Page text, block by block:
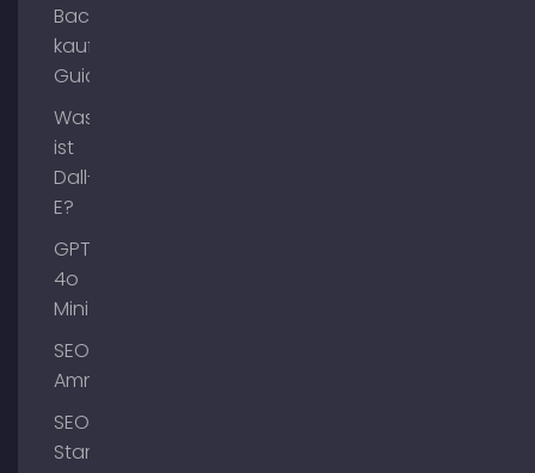
Backlinks
kaufen
Guide
Was
ist
Dall-
E?
GPT-
4o
Mini
SEO
Ammersee
SEO
Starnberg